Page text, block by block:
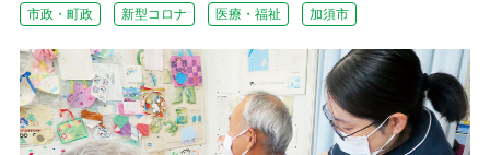
市政・町政 新型コロナ 医療・福祉 加須市